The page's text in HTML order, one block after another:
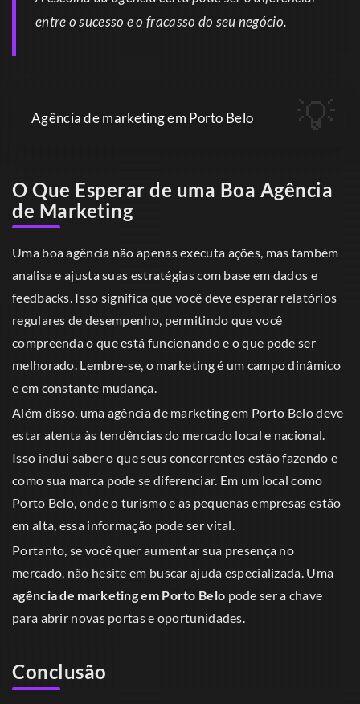
entre o sucesso e o fracasso do seu negócio.
Agência de marketing em Porto Belo
O Que Esperar de uma Boa Agência
de Marketing
Uma boa agência não apenas executa ações, mas também
analisa e ajusta suas estratégias com base em dados e
feedbacks. Isso significa que você deve esperar relatórios
regulares de desempenho, permitindo que você
compreenda o que está funcionando e o que pode ser
melhorado. Lembre-se, o marketing é um campo dinâmico
e em constante mudança.
Além disso, uma agência de marketing em Porto Belo deve
estar atenta às tendências do mercado local e nacional.
Isso inclui saber o que seus concorrentes estão fazendo e
como sua marca pode se diferenciar. Em um local como
Porto Belo, onde o turismo e as pequenas empresas estão
em alta, essa informação pode ser vital.
Portanto, se você quer aumentar sua presença no
mercado, não hesite em buscar ajuda especializada. Uma
agência de marketing em Porto Belo pode ser a chave
para abrir novas portas e oportunidades.
Conclusão